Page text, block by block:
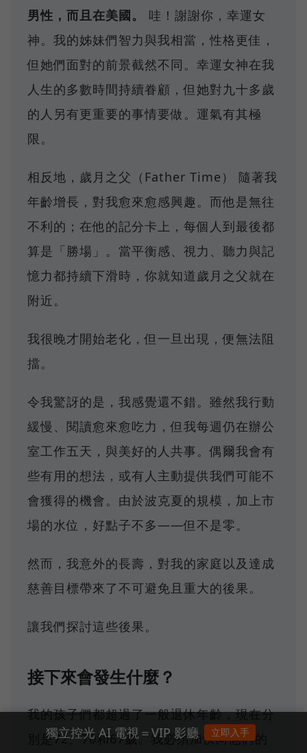
男性，而且在美國。
哇！謝謝你，幸運女
神。我的姊妹們智力與我相當，性格更佳，
但她們面對的前景截然不同。幸運女神在我
人生的多數時間持續眷顧，但她對九十多歲
的人另有更重要的事情要做。運氣有其極
限。
相反地，歲月之父（Father Time） 隨著我
年齡增長，對我愈來愈感興趣。而他是無往
不利的；在他的記分卡上，每個人到最後都
算是「勝場」。當平衡感、視力、聽力與記
憶力都持續下滑時，你就知道歲月之父就在
附近。
我很晚才開始老化，但一旦出現，便無法阻
擋。
令我驚訝的是，我感覺還不錯。雖然我行動
緩慢、閱讀愈來愈吃力，但我每週仍在辦公
室工作五天，與美好的人共事。偶爾我會有
些有用的想法，或有人主動提供我們可能不
會獲得的機會。由於波克夏的規模，加上市
場的水位，好點子不多——但不是零。
然而，我意外的長壽，對我的家庭以及達成
慈善目標帶來了不可避免且重大的後果。
讓我們探討這些後果。
接下來會發生什麼？
我的孩子們都超過了一般退休年齡，現在分
別是72、70和67歲。我必須加快向他們的
獨立控光 AI 電視＝VIP 影廳 立即入手